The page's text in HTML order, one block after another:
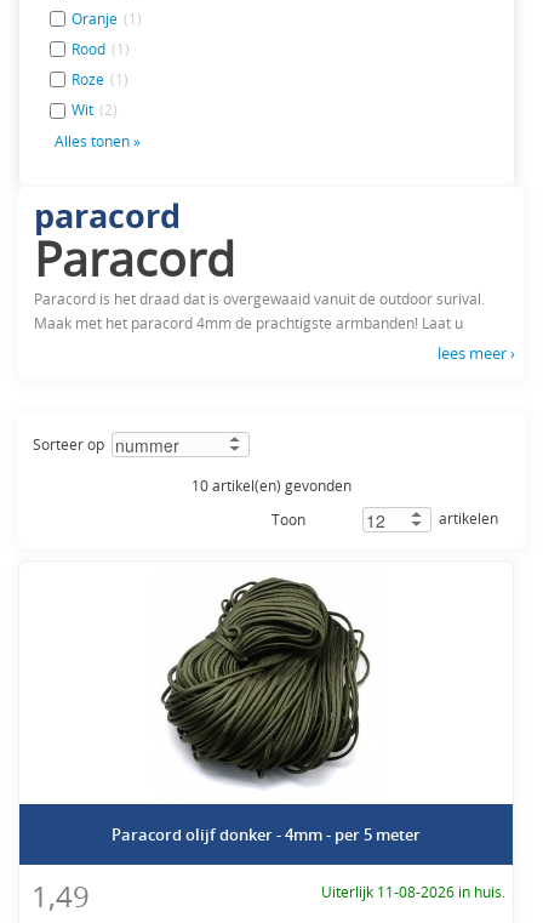
Oranje (1)
Rood (1)
Roze (1)
Wit (2)
Alles tonen »
paracord
Paracord
Paracord is het draad dat is overgewaaid vanuit de outdoor surival.
Maak met het paracord 4mm de prachtigste armbanden! Laat u
lees meer ›
Sorteer op
10 artikel(en) gevonden
artikelen
Toon
Paracord olijf donker - 4mm - per 5 meter
1,49 Uiterlijk 11-08-2026 in huis.